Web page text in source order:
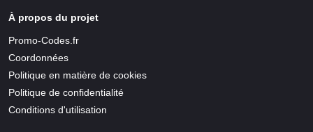
À propos du projet
Promo-Codes.fr
Coordonnées
Politique en matière de cookies
Politique de confidentialité
Conditions d'utilisation